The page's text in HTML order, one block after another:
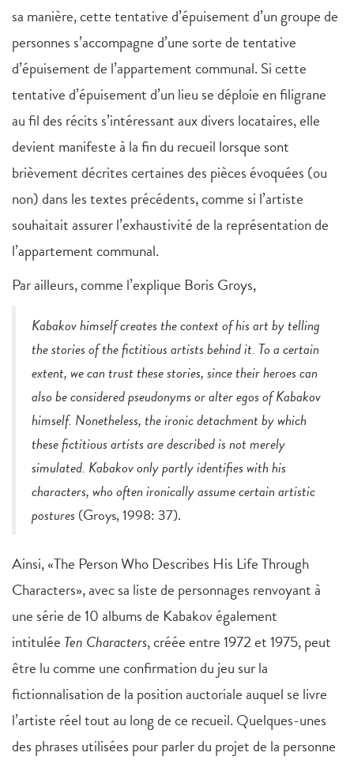
sa manière, cette tentative d’épuisement d’un groupe de
personnes s’accompagne d’une sorte de tentative
d’épuisement de l’appartement communal. Si cette
tentative d’épuisement d’un lieu se déploie en filigrane
au fil des récits s’intéressant aux divers locataires, elle
devient manifeste à la fin du recueil lorsque sont
brièvement décrites certaines des pièces évoquées (ou
non) dans les textes précédents, comme si l’artiste
souhaitait assurer l’exhaustivité de la représentation de
l’appartement communal.
Par ailleurs, comme l’explique Boris Groys,
Kabakov himself creates the context of his art by telling
the stories of the fictitious artists behind it. To a certain
extent, we can trust these stories, since their heroes can
also be considered pseudonyms or alter egos of Kabakov
himself. Nonetheless, the ironic detachment by which
these fictitious artists are described is not merely
simulated. Kabakov only partly identifies with his
characters, who often ironically assume certain artistic
postures (Groys, 1998: 37).
Ainsi, «The Person Who Describes His Life Through
Characters», avec sa liste de personnages renvoyant à
une série de 10 albums de Kabakov également
intitulée Ten Characters, créée entre 1972 et 1975, peut
être lu comme une confirmation du jeu sur la
fictionnalisation de la position auctoriale auquel se livre
l’artiste réel tout au long de ce recueil. Quelques-unes
des phrases utilisées pour parler du projet de la personne